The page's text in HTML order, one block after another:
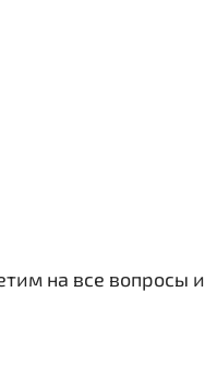
на все вопросы и